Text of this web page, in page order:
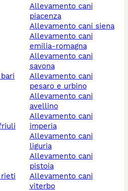
rieti
allevamento cani
piacenza
allevamento cani siena
allevamento cani
emilia-romagna
allevamento cani
savona
allevamento cani
pesaro e urbino
allevamento cani
avellino
allevamento cani
imperia
allevamento cani
liguria
allevamento cani
pistoia
allevamento cani
viterbo